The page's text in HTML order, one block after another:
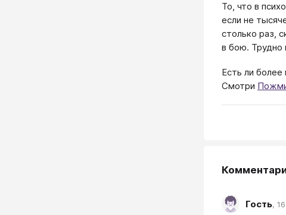
То, что в
если не
столько раз,
в бою.
Есть ли
Смотри
Гость,